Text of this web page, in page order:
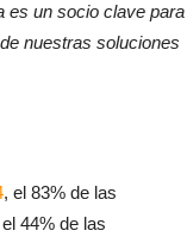
es un socio clave para
nuestras soluciones
, el 83% de las
44% de las